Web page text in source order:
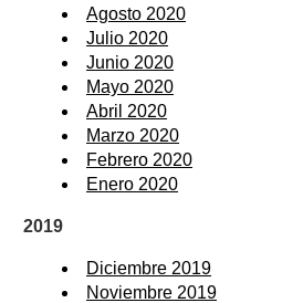
Agosto 2020
Julio 2020
Junio 2020
Mayo 2020
Abril 2020
Marzo 2020
Febrero 2020
Enero 2020
2019
Diciembre 2019
Noviembre 2019